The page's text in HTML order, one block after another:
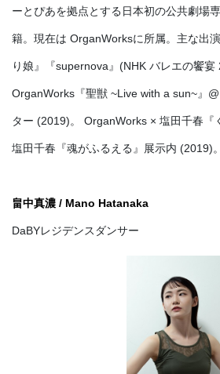
ーとぴあを拠点とする日本初の公共劇場
籍。現在は OrganWorksに所属。主な出
り娘』『supernova』(NHK バレエの饗宴
OrganWorks『聖獣 ~Live with a sun~』
ター (2019)。 OrganWorks × 塩田千春『
塩田千春『魂がふるえる』展示内 (2019)。
畠中真濃 / Mano Hatanaka
DaBYレジデンスダンサー